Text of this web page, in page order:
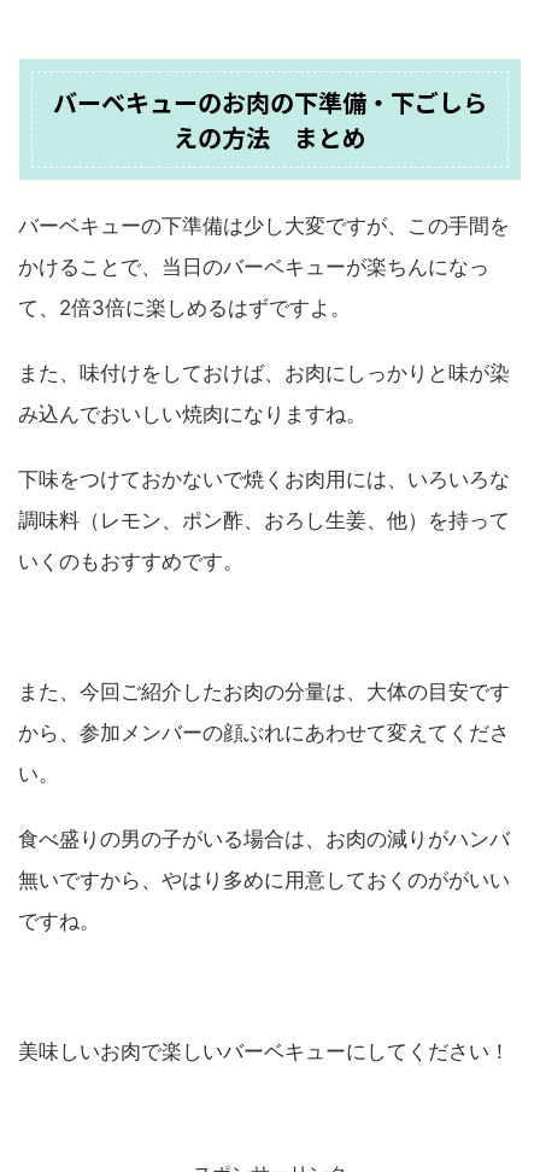
バーベキューのお肉の下準備・下ごしら
えの方法 まとめ
バーベキューの下準備は少し大変ですが、この手間を
かけることで、当日のバーベキューが楽ちんになっ
て、2倍3倍に楽しめるはずですよ。
また、味付けをしておけば、お肉にしっかりと味が染
み込んでおいしい焼肉になりますね。
下味をつけておかないで焼くお肉用には、いろいろな
調味料（レモン、ポン酢、おろし生姜、他）を持って
いくのもおすすめです。
また、今回ご紹介したお肉の分量は、大体の目安です
から、参加メンバーの顔ぶれにあわせて変えてくださ
い。
食べ盛りの男の子がいる場合は、お肉の減りがハンバ
無いですから、やはり多めに用意しておくのががいい
ですね。
美味しいお肉で楽しいバーベキューにしてください！